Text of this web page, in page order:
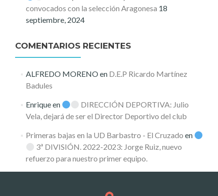
convocados con la selección Aragonesa 18
septiembre, 2024
COMENTARIOS RECIENTES
ALFREDO MORENOen D.E.P Ricardo Martínez
Badules
Enriqueen
DIRECCIÓN DEPORTIVA: Julio
Vela, dejará de ser el Director Deportivo del club
Primeras bajas en la UD Barbastro - El Cruzado en
3ª DIVISIÓN. 2022-2023: Jorge Ruiz, nuevo
refuerzo para nuestro primer equipo.